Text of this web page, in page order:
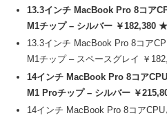
13.3インチ MacBook Pro 8コア
M1チップ – シルバー ￥182,380
13.3インチ MacBook Pro 8コア
M1チップ – スペースグレイ ￥
14インチ MacBook Pro 8コア
M1 Proチップ – シルバー ￥
14インチ MacBook Pro 8コア